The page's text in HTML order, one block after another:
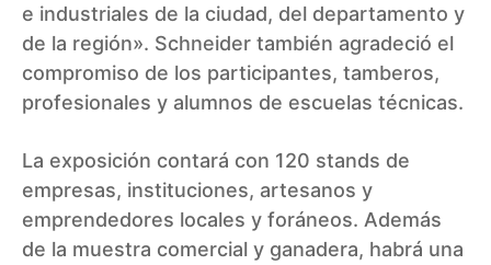
e industriales de la ciudad, del departamento y
de la región». Schneider también agradeció el
compromiso de los participantes, tamberos,
profesionales y alumnos de escuelas técnicas.
La exposición contará con 120 stands de
empresas, instituciones, artesanos y
emprendedores locales y foráneos. Además
de la muestra comercial y ganadera, habrá una